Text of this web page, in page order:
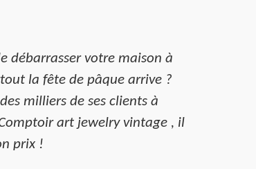
débarrasser votre maison à
la fête de pâque arrive ?
milliers de ses clients à
art jewelry vintage , il
prix !